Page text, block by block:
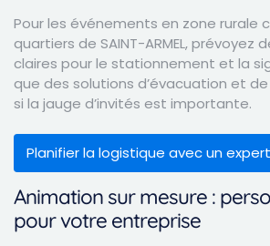
Pour les événements en zone rurale
quartiers de SAINT-ARMEL, prévoyez
claires pour le stationnement et la
que des solutions d’évacuation et
si la jauge d’invités est importante.
Planifier la logistique avec un expert
Animation sur mesure :
pour votre entreprise